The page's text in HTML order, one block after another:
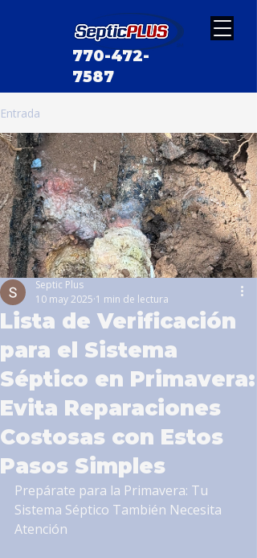
770-472-
7587
Entrada
Lista de Verificación
para el Sistema
Séptico en Primavera:
Evita Reparaciones
Costosas con Estos
Pasos Simples
Septic Plus
10 may 2025 1 min de lectura
Prepárate para la Primavera: Tu
Sistema Séptico También Necesita
Atención